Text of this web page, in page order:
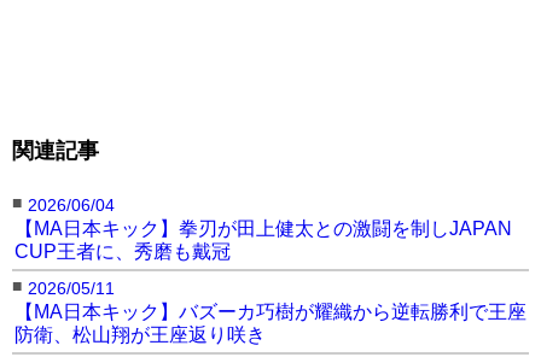
○アレックス・ロバーツ（イギリス/空柔拳会
勝、 元パンクラススーパーヘビー級5位）
KO 3R1分4秒
●マグナム酒井（士道館士魂村上塾/MA日本ヘビー
級王者）
関連記事
■ 2026/06/04
【MA日本キック】拳刃が田上健太との激闘を制しJAPAN
CUP王者に、秀磨も戴冠
■ 2026/05/11
【MA日本キック】バズーカ巧樹が耀織から逆転勝利で王座
防衛、松山翔が王座返り咲き